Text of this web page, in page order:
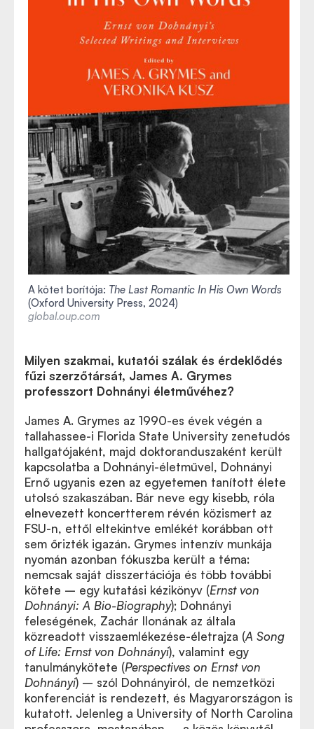
A kötet borítója: The Last Romantic In His Own Words
(Oxford University Press, 2024)
global.oup.com
Milyen szakmai, kutatói szálak és érdeklődés
fűzi szerzőtársát, James A. Grymes
professzort Dohnányi életművéhez?
James A. Grymes az 1990-es évek végén a
tallahassee-i Florida State University zenetudós
hallgatójaként, majd doktoranduszaként került
kapcsolatba a Dohnányi-életművel, Dohnányi
Ernő ugyanis ezen az egyetemen tanított élete
utolsó szakaszában. Bár neve egy kisebb, róla
elnevezett koncertterem révén közismert az
FSU-n, ettől eltekintve emlékét korábban ott
sem őrizték igazán. Grymes intenzív munkája
nyomán azonban fókuszba került a téma:
nemcsak saját disszertációja és több további
kötete – egy kutatási kézikönyv (Ernst von
Dohnányi: A Bio-Biography); Dohnányi
feleségének, Zachár Ilonának az általa
közreadott visszaemlékezése-életrajza (A Song
of Life: Ernst von Dohnányi), valamint egy
tanulmánykötete (Perspectives on Ernst von
Dohnányi) – szól Dohnányiról, de nemzetközi
konferenciát is rendezett, és Magyarországon is
kutatott. Jelenleg a University of North Carolina